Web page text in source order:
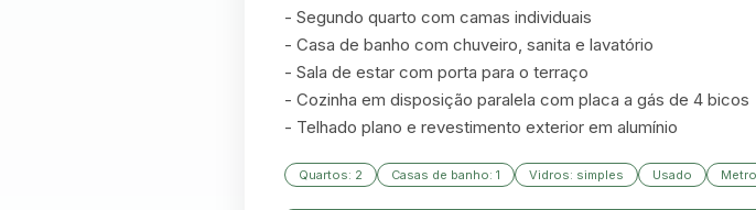
- Segundo quarto com camas individuais
- Casa de banho com chuveiro, sanita e lavatório
- Sala de estar com porta para o terraço
- Cozinha em disposição paralela com placa a gás de 4 bicos
- Telhado plano e revestimento exterior em alumínio
Quartos: 2 Casas de banho: 1 Vidros: simples Usado